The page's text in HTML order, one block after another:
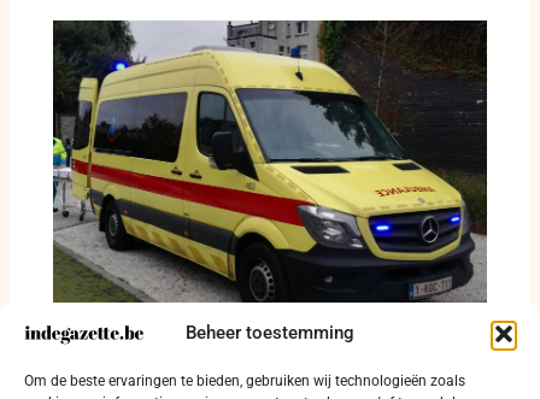
Beheer toestemming
Om de beste ervaringen te bieden, gebruiken wij technologieën zoals
Fietser van 20 levensgevaarlijk gewond na